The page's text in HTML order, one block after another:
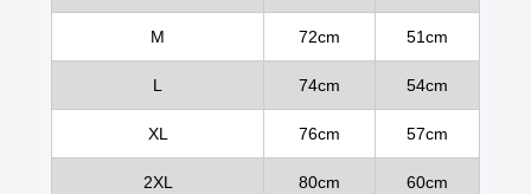
M 72cm 51cm
L 74cm 54cm
XL 76cm 57cm
2XL 80cm 60cm